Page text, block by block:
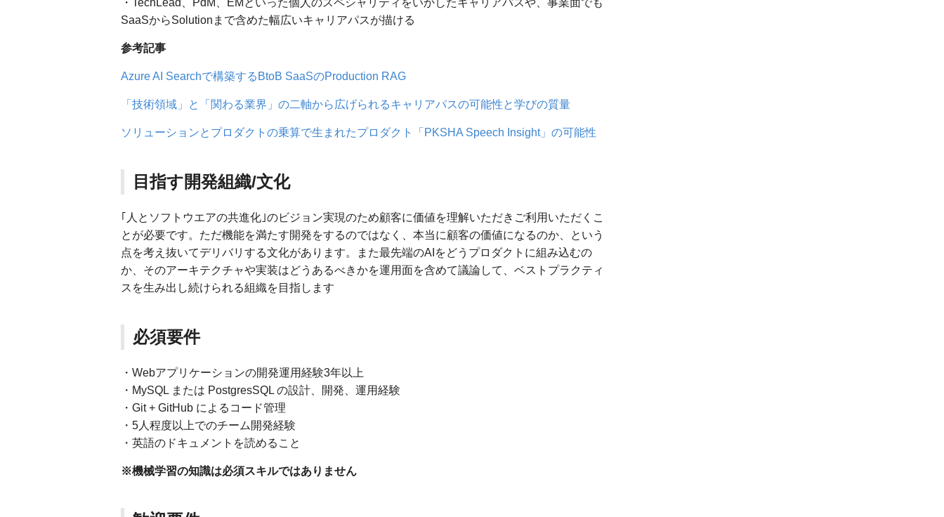
・TechLead、PdM、EMといった個人のスペシャリティをいかしたキャリアパスや、事業面でも
SaaSからSolutionまで含めた幅広いキャリアパスが描ける
参考記事
Azure AI Searchで構築するBtoB SaaSのProduction RAG
「技術領域」と「関わる業界」の二軸から広げられるキャリアパスの可能性と学びの質量
ソリューションとプロダクトの乗算で生まれたプロダクト「PKSHA Speech Insight」の可能性
目指す開発組織/文化
｢人とソフトウエアの共進化｣のビジョン実現のため顧客に価値を理解いただきご利用いただくこ
とが必要です。ただ機能を満たす開発をするのではなく、本当に顧客の価値になるのか、という
点を考え抜いてデリバリする文化があります。また最先端のAIをどうプロダクトに組み込むの
か、そのアーキテクチャや実装はどうあるべきかを運用面を含めて議論して、ベストプラクティ
スを生み出し続けられる組織を目指します
必須要件
・Webアプリケーションの開発運用経験3年以上
・MySQL または PostgresSQL の設計、開発、運用経験
・Git + GitHub によるコード管理
・5人程度以上でのチーム開発経験
・英語のドキュメントを読めること
※機械学習の知識は必須スキルではありません